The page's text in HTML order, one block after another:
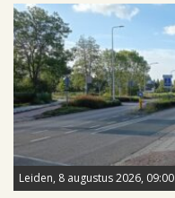
Leiden, 8 augustus 2026, 09:00